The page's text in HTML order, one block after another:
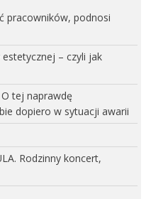
pracowników, podnosi
– czyli jak
tej naprawdę
dopiero w sytuacji awarii
Rodzinny koncert,